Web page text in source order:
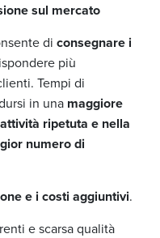
sul mercato
di consegnare i
più
Tempi di
in una maggiore
ripetuta e nella
numero di
e i costi aggiuntivi.
e scarsa qualità